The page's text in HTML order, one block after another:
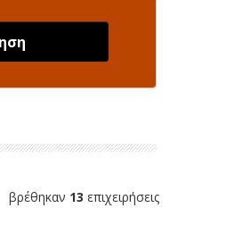
βρέθηκαν 13 επιχειρήσεις